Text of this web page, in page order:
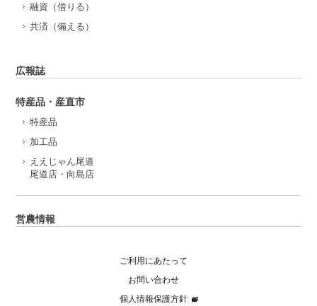
融資（借りる）
共済（備える）
広報誌
特産品・産直市
特産品
加工品
ええじゃん尾道
尾道店・向島店
営農情報
ご利用にあたって
お問い合わせ
個人情報保護方針